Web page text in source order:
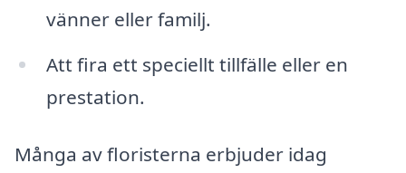
vänner eller familj.
Att fira ett speciellt tillfälle eller en
prestation.
Många av floristerna erbjuder idag